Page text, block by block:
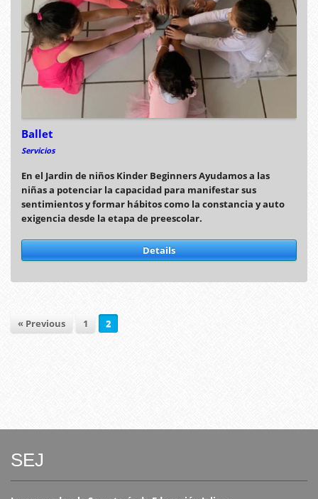
Ballet
Servicios
En el Jardin de niños Kinder Beginners Ayudamos a las
niñas a potenciar la capacidad para manifestar sus
sentimientos y formar hábitos como la constancia y auto
exigencia desde la etapa de preescolar.
Details
« Previous 1 2
SEJ